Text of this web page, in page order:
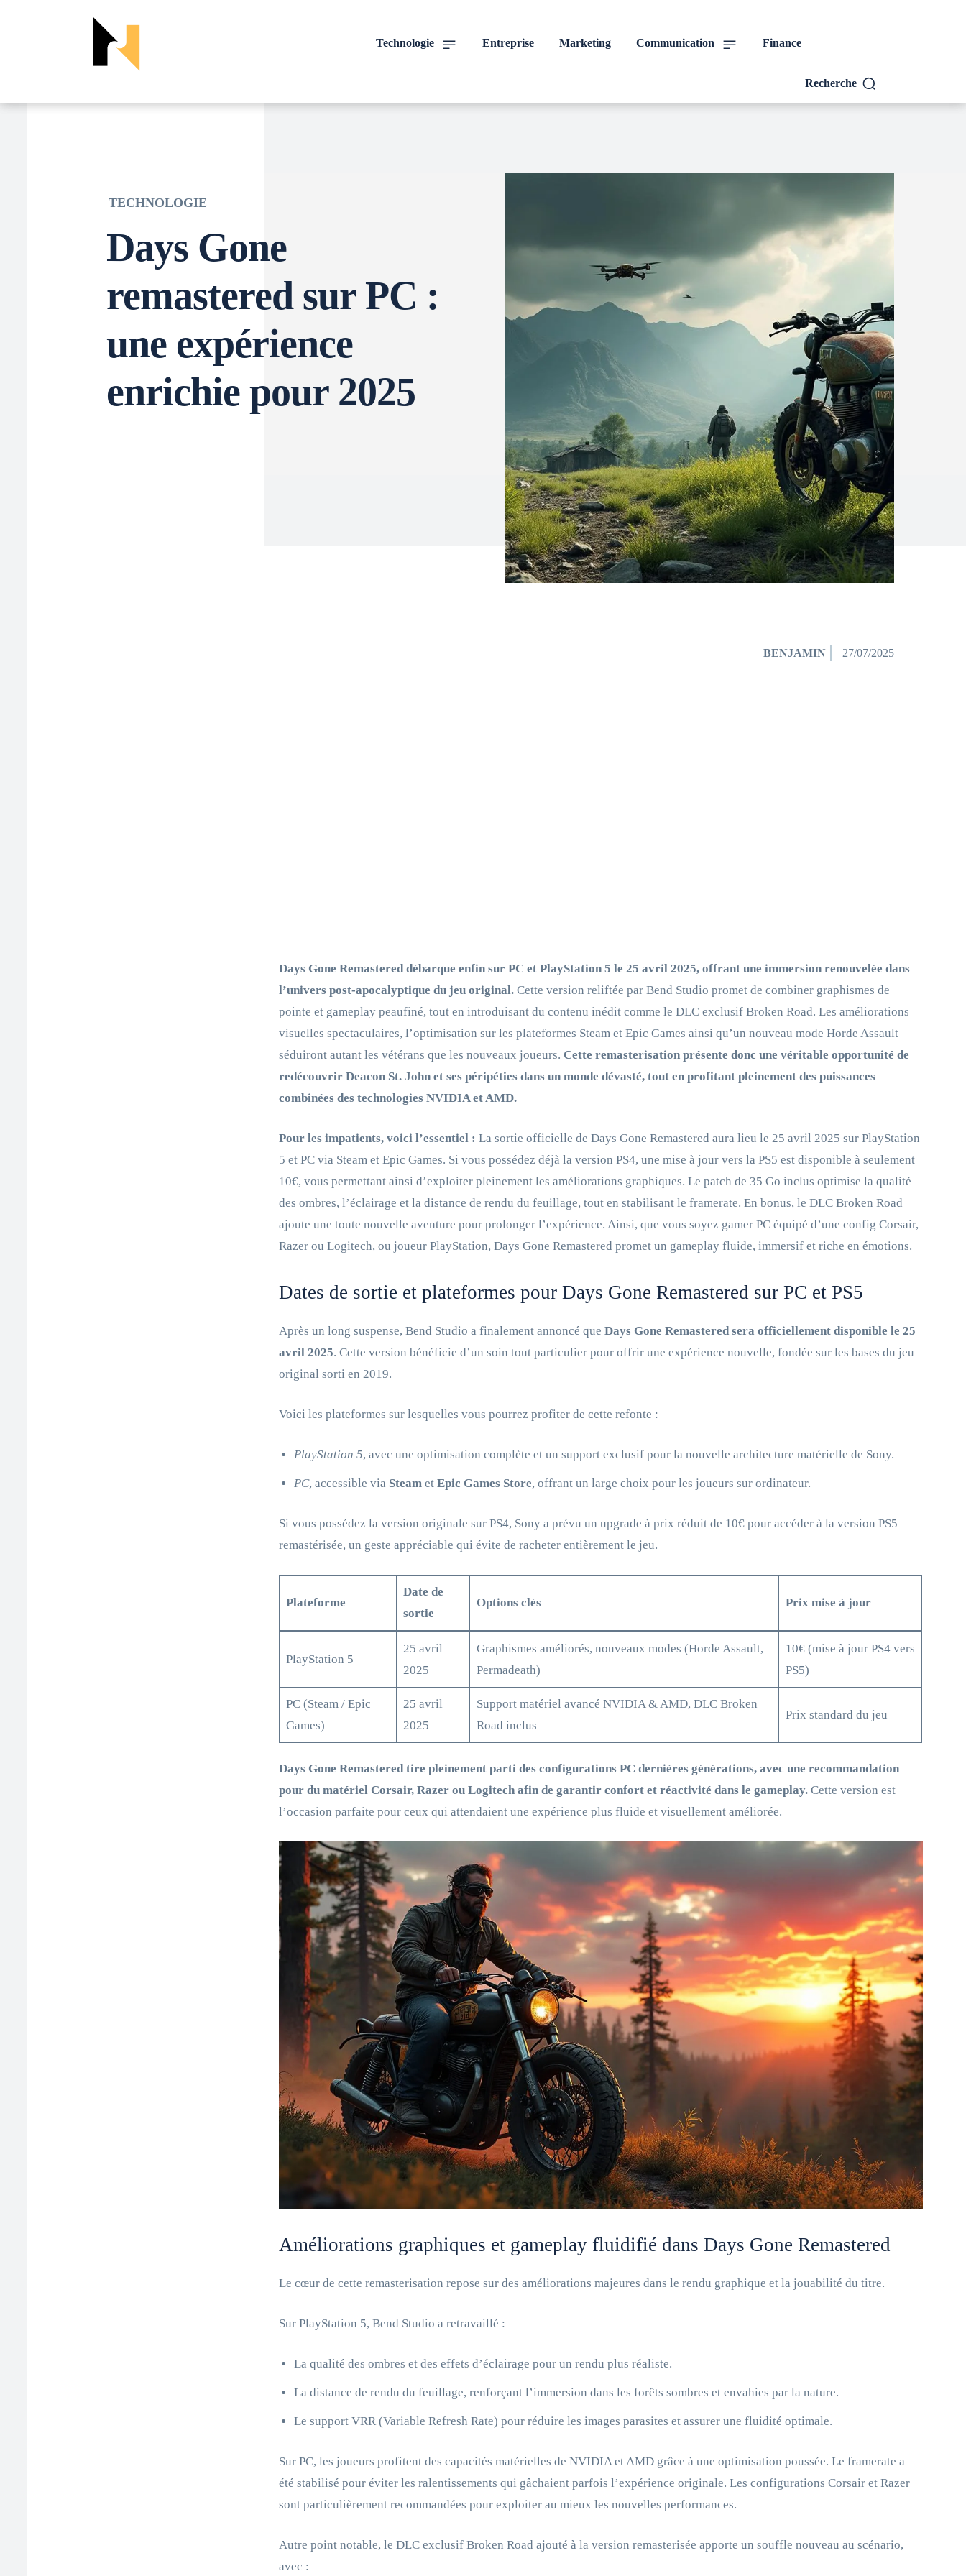
Technologie Entreprise Marketing Communication Finance
Recherche
TECHNOLOGIE
Days Gone
remastered sur PC :
une expérience
enrichie pour 2025
BENJAMIN 27/07/2025
Days Gone Remastered débarque enfin sur PC et PlayStation 5 le 25 avril 2025, offrant une immersion renouvelée dans
l’univers post-apocalyptique du jeu original. Cette version reliftée par Bend Studio promet de combiner graphismes de
pointe et gameplay peaufiné, tout en introduisant du contenu inédit comme le DLC exclusif Broken Road. Les améliorations
visuelles spectaculaires, l’optimisation sur les plateformes Steam et Epic Games ainsi qu’un nouveau mode Horde Assault
séduiront autant les vétérans que les nouveaux joueurs. Cette remasterisation présente donc une véritable opportunité de
redécouvrir Deacon St. John et ses péripéties dans un monde dévasté, tout en profitant pleinement des puissances
combinées des technologies NVIDIA et AMD.
Pour les impatients, voici l’essentiel : La sortie officielle de Days Gone Remastered aura lieu le 25 avril 2025 sur PlayStation
5 et PC via Steam et Epic Games. Si vous possédez déjà la version PS4, une mise à jour vers la PS5 est disponible à seulement
10€, vous permettant ainsi d’exploiter pleinement les améliorations graphiques. Le patch de 35 Go inclus optimise la qualité
des ombres, l’éclairage et la distance de rendu du feuillage, tout en stabilisant le framerate. En bonus, le DLC Broken Road
ajoute une toute nouvelle aventure pour prolonger l’expérience. Ainsi, que vous soyez gamer PC équipé d’une config Corsair,
Razer ou Logitech, ou joueur PlayStation, Days Gone Remastered promet un gameplay fluide, immersif et riche en émotions.
Dates de sortie et plateformes pour Days Gone Remastered sur PC et PS5
Après un long suspense, Bend Studio a finalement annoncé que Days Gone Remastered sera officiellement disponible le 25
avril 2025. Cette version bénéficie d’un soin tout particulier pour offrir une expérience nouvelle, fondée sur les bases du jeu
original sorti en 2019.
Voici les plateformes sur lesquelles vous pourrez profiter de cette refonte :
PlayStation 5, avec une optimisation complète et un support exclusif pour la nouvelle architecture matérielle de Sony.
PC, accessible via Steam et Epic Games Store, offrant un large choix pour les joueurs sur ordinateur.
Si vous possédez la version originale sur PS4, Sony a prévu un upgrade à prix réduit de 10€ pour accéder à la version PS5
remastérisée, un geste appréciable qui évite de racheter entièrement le jeu.
Plateforme
Date de
sortie
Options clés Prix mise à jour
PlayStation 5
25 avril
2025
Graphismes améliorés, nouveaux modes (Horde Assault,
Permadeath)
10€ (mise à jour PS4 vers
PS5)
PC (Steam / Epic
Games)
25 avril
2025
Support matériel avancé NVIDIA & AMD, DLC Broken
Road inclus
Prix standard du jeu
Days Gone Remastered tire pleinement parti des configurations PC dernières générations, avec une recommandation
pour du matériel Corsair, Razer ou Logitech afin de garantir confort et réactivité dans le gameplay. Cette version est
l’occasion parfaite pour ceux qui attendaient une expérience plus fluide et visuellement améliorée.
Améliorations graphiques et gameplay fluidifié dans Days Gone Remastered
Le cœur de cette remasterisation repose sur des améliorations majeures dans le rendu graphique et la jouabilité du titre.
Sur PlayStation 5, Bend Studio a retravaillé :
La qualité des ombres et des effets d’éclairage pour un rendu plus réaliste.
La distance de rendu du feuillage, renforçant l’immersion dans les forêts sombres et envahies par la nature.
Le support VRR (Variable Refresh Rate) pour réduire les images parasites et assurer une fluidité optimale.
Sur PC, les joueurs profitent des capacités matérielles de NVIDIA et AMD grâce à une optimisation poussée. Le framerate a
été stabilisé pour éviter les ralentissements qui gâchaient parfois l’expérience originale. Les configurations Corsair et Razer
sont particulièrement recommandées pour exploiter au mieux les nouvelles performances.
Autre point notable, le DLC exclusif Broken Road ajouté à la version remasterisée apporte un souffle nouveau au scénario,
avec :